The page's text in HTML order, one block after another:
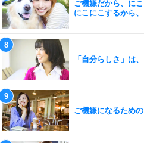
ご機嫌だから、に
にこにこするから、
「自分らしさ」は
ご機嫌になるため